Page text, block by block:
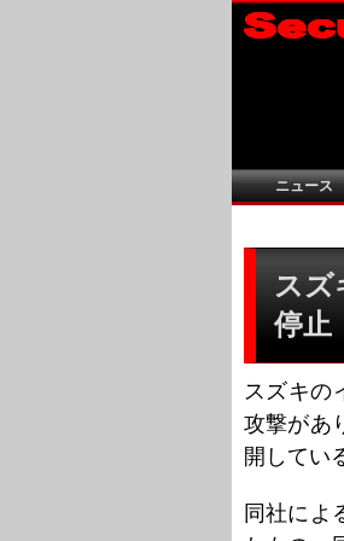
ニュース
スズ
停止
スズキの
攻撃があ
開してい
同社によ